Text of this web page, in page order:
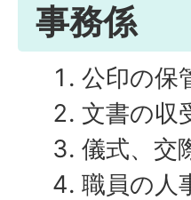
事務係
公印の保
文書の収
儀式、交
職員の人